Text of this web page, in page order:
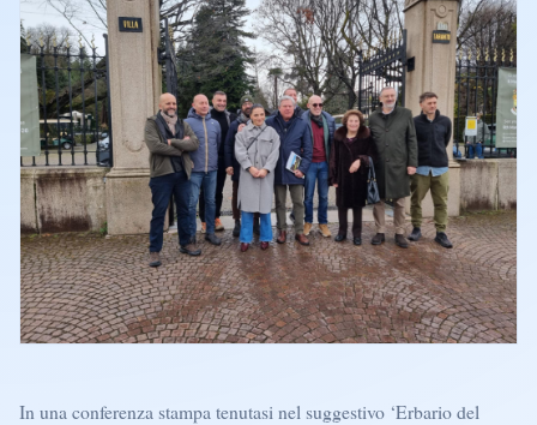
In una conferenza stampa tenutasi nel suggestivo ‘Erbario del